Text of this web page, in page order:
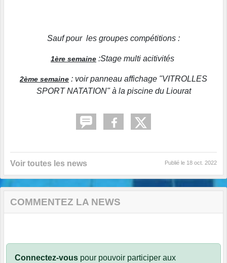
Sauf pour les groupes compétitions :
1ère semaine :Stage multi acitivités
2ème semaine : voir panneau affichage "VITROLLES
SPORT NATATION" à la piscine du Liourat
Voir toutes les news Publié le 18 oct. 2022
COMMENTEZ LA NEWS
Connectez-vous pour pouvoir participer aux